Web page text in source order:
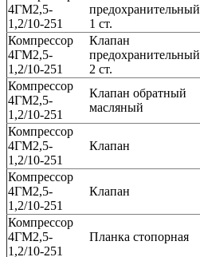
4ГМ2,5-
1,2/10-251
предохранительный
1 ст.
Компрессор
4ГМ2,5-
1,2/10-251
Клапан
предохранительный
2 ст.
Компрессор
4ГМ2,5-
1,2/10-251
Клапан обратный
масляный
Компрессор
4ГМ2,5-
1,2/10-251
Клапан
Компрессор
4ГМ2,5-
1,2/10-251
Клапан
Компрессор
4ГМ2,5-
1,2/10-251
Планка стопорная